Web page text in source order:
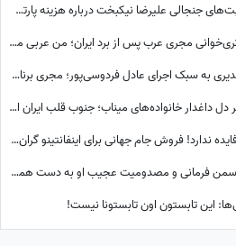
گرانی به پارتی‌ها هم رسید! صحبت‌های جنجالی علیرضا نیکبخت درباره هزینه‌ پارتی‌های شبانه+فیلم
جواب دندان‌شکن علی دایی به کری‌خوانی مجری عرب پس از برد ایران؛ من عربی میفهمم / سلطان فوتبال هیچ وقت کم نمیاره + فیلم
طعنه سنگین و خنده‌دار مهران مدیری به سبک اجرای عادل فردوسی‌پور؛ مجری برنامه 360 چه واکنش نشان داد؟
پیشکسوت پرسپولیس مرهمی بر دل داغدار خانواده‌های میناب؛ جنوب قلب ایران است...
عذرخواهی رئیس فیفا هم دیگر فایده ندارد! فروش جام جهانی برای اینفانتینو گران تمام شد
ناگفته‌های علی قلی‌زاده درباره یاسمن فرمانی و مصدومیت عجیب او به دست همسرش! وقتی کری فوتبالی به خانه رسید
این تابستون اون تابستونا نیست!